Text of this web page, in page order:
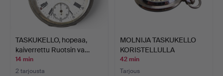
TASKUKELLO, hopeaa,
kaiverrettu Ruotsin va…
14 min
2 tarjousta
MOLNIJA TASKUKELLO
KORISTELLULLA
KELLOTAUL…
42 min
Tarjous